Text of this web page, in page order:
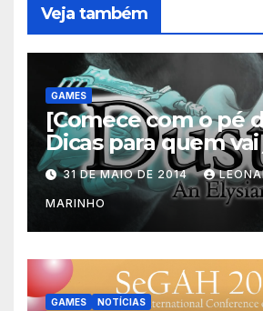
Veja também
GAMES
[Comece com o pé
Dicas para quem
Dust: An Elysian Tail
31 DE MAIO DE 2014
MARINHO
GAMES NOTÍCIAS